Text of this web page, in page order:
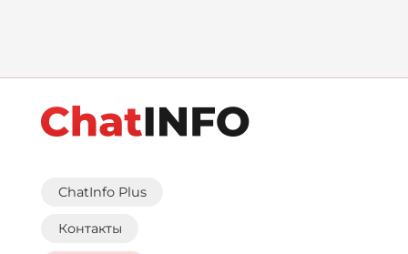
ChatInfo Plus
Контакты